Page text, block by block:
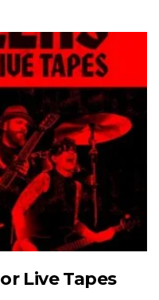
Live Tapes